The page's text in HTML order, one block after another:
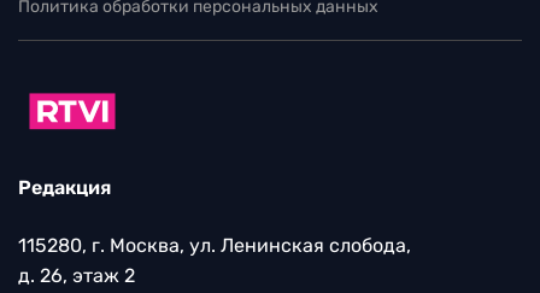
Политика обработки персональных данных
Редакция
115280, г. Москва, ул. Ленинская слобода,
д. 26, этаж 2